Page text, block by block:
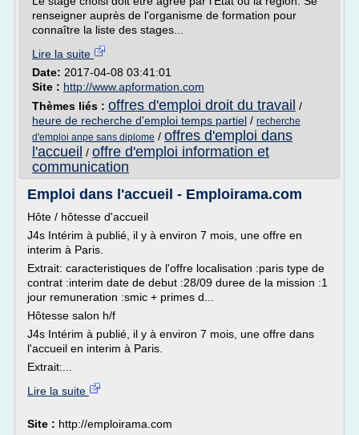
renseigner auprès de l'organisme de formation pour
connaître la liste des stages...
Lire la suite
Date: 2017-04-08 03:41:01
Site : http://www.apformation.com
Thèmes liés : offres d'emploi droit du travail /
heure de recherche d'emploi temps partiel / recherche
d'emploi anpe sans diplome / offres d'emploi dans
l'accueil / offre d'emploi information et
communication
Emploi dans l'accueil - Emploirama.com
Hôte / hôtesse d'accueil
J4s Intérim à publié, il y à environ 7 mois, une offre en
interim à Paris.
Extrait: caracteristiques de l'offre localisation :paris type de
contrat :interim date de debut :28/09 duree de la mission :1
jour remuneration :smic + primes d...
Hôtesse salon h/f
J4s Intérim à publié, il y à environ 7 mois, une offre dans
l'accueil en interim à Paris.
Extrait:...
Lire la suite
Site : http://emploirama.com